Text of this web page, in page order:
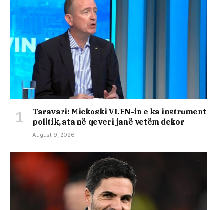
Taravari: Mickoski VLEN-in e ka instrument
politik, ata në qeveri janë vetëm dekor
August 9, 2026